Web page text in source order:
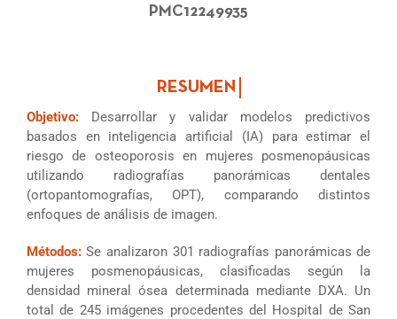
PMC12249935
Objetivo:Desarrollar y validar modelos predictivos
basados en inteligencia artificial (IA) para estimar el
riesgo de osteoporosis en mujeres posmenopáusicas
utilizando radiografías panorámicas dentales
(ortopantomografías, OPT), comparando distintos
enfoques de análisis de imagen.
Métodos:Se analizaron 301 radiografías panorámicas de
mujeres posmenopáusicas, clasificadas según la
densidad mineral ósea determinada mediante DXA. Un
total de 245 imágenes procedentes del Hospital de San